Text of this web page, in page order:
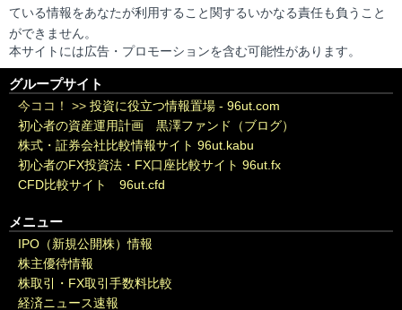
ている情報をあなたが利用すること関するいかなる責任も負うこと
ができません。
本サイトには広告・プロモーションを含む可能性があります。
グループサイト
今ココ！ >> 投資に役立つ情報置場 - 96ut.com
初心者の資産運用計画 黒澤ファンド（ブログ）
株式・証券会社比較情報サイト 96ut.kabu
初心者のFX投資法・FX口座比較サイト 96ut.fx
CFD比較サイト 96ut.cfd
メニュー
IPO（新規公開株）情報
株主優待情報
株取引・FX取引手数料比較
経済ニュース速報